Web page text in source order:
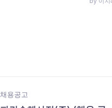
채용공고